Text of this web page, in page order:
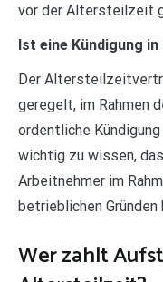
vor der Altersteilzeit
Ist eine Kündigung
Der
geregelt, im Rahmen
ordentliche
wichtig zu wissen,
Arbeitnehmer im
betrieblichen
Wer zahlt